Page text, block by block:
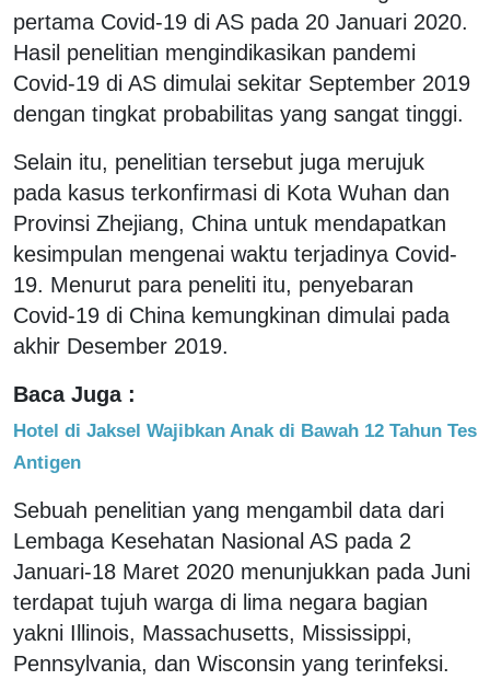
pertama Covid-19 di AS pada 20 Januari 2020.
Hasil penelitian mengindikasikan pandemi
Covid-19 di AS dimulai sekitar September 2019
dengan tingkat probabilitas yang sangat tinggi.
Selain itu, penelitian tersebut juga merujuk
pada kasus terkonfirmasi di Kota Wuhan dan
Provinsi Zhejiang, China untuk mendapatkan
kesimpulan mengenai waktu terjadinya Covid-
19. Menurut para peneliti itu, penyebaran
Covid-19 di China kemungkinan dimulai pada
akhir Desember 2019.
Baca Juga :
Hotel di Jaksel Wajibkan Anak di Bawah 12 Tahun Tes
Antigen
Sebuah penelitian yang mengambil data dari
Lembaga Kesehatan Nasional AS pada 2
Januari-18 Maret 2020 menunjukkan pada Juni
terdapat tujuh warga di lima negara bagian
yakni Illinois, Massachusetts, Mississippi,
Pennsylvania, dan Wisconsin yang terinfeksi.